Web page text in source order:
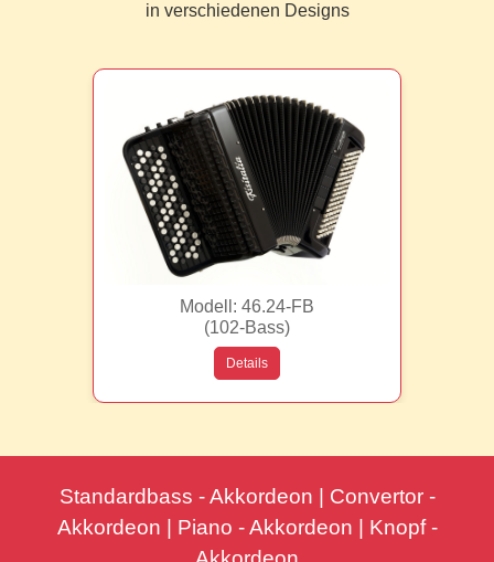
in verschiedenen Designs
Modell: 46.24-FB
(102-Bass)
Details
Standardbass - Akkordeon | Convertor -
Akkordeon | Piano - Akkordeon | Knopf -